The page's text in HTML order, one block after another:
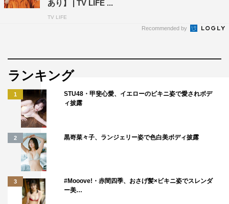
あり】 | TV LIFE ...
TV LIFE
Recommended by
ランキング
1
STU48・甲斐心愛、イエローのビキニ姿で愛されボデ
ィ披露
2 黒嵜菜々子、ランジェリー姿で色白美ボディ披露
3
#Mooove!・赤間四季、おさげ髪×ビキニ姿でスレンダ
ー美…